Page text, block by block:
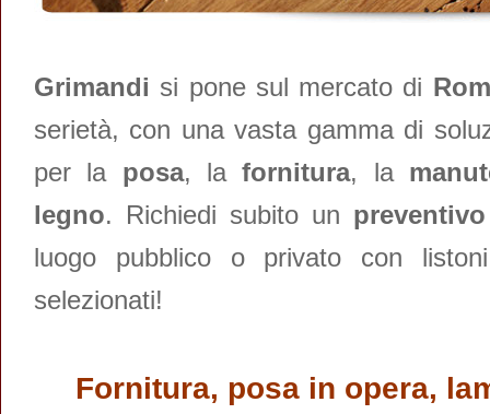
Grimandi si pone sul mercato di
serietà, con una vasta gamma di
per la posa, lafornitura, la
legno. Richiedi subito un
luogo pubblico o privato con
selezionati!
Fornitura, posa in opera,